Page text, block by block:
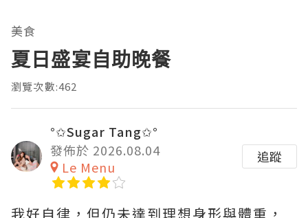
美食
夏日盛宴自助晚餐
瀏覽次數:462
°✩Sugar Tang✩°
發佈於 2026.08.04
Le Menu
追蹤
我好自律，但仍未達到理想身形與體重，